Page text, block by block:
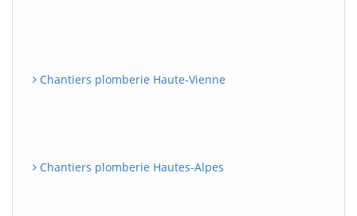
Chantiers plomberie Haute-Vienne
Chantiers plomberie Hautes-Alpes